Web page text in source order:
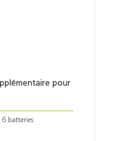
pour
6 batteries